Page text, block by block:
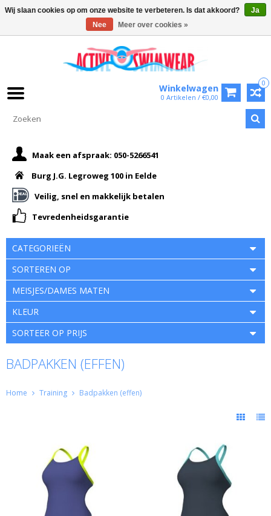
0
Winkelwagen
0 Artikelen / €0,00
Maak een afspraak: 050-5266541
Burg J.G. Legroweg 100 in Eelde
Veilig, snel en makkelijk betalen
Tevredenheidsgarantie
CATEGORIEËN
SORTEREN OP
MEISJES/DAMES MATEN
KLEUR
SORTEER OP PRIJS
BADPAKKEN (EFFEN)
Home Training Badpakken (effen)
Wij slaan cookies op om onze website te verbeteren. Is dat akkoord?
Ja
Nee
Meer over cookies »